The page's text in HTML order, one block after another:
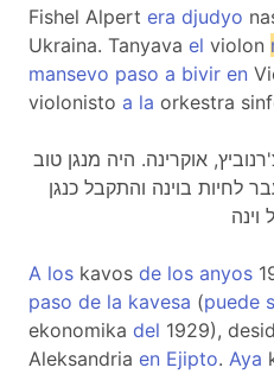
Fishel Alpert era djudyo
Ukraina. Tanyava el violon
mansevo paso a bivir en
violonisto a la orkestra
אוקרינה. היה מנגן טוב
לחיות בוינה והתקבל כנגן
A los kavos de los anyos
paso de la kavesa (puede
ekonomika del 1929),
Aleksandria en Ejipto. Aya